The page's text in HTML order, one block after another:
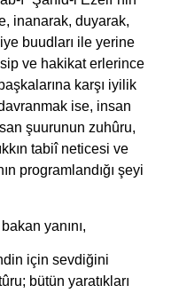
inanarak, duyarak,
buudları ile yerine
ve hakikat erlerince
karşı iyilik
ise, insan
şuurunun zuhûru,
tabiî neticesi ve
programlandığı şeyi
yanını,
bütün yaratıkları